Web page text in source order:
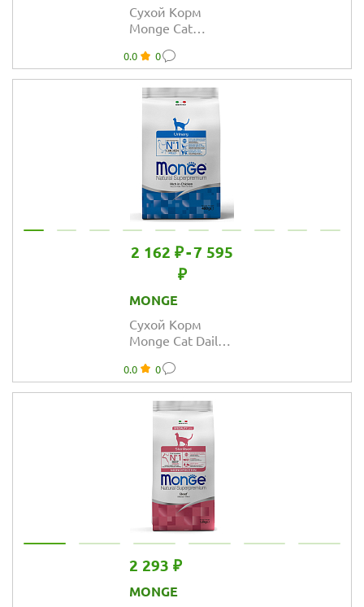
Сухой Корм
Monge Cat
Monoprotein Adult
монопротеиновый
для взрослых
кошек из лосося
0.0 0
2 162 ₽-7 595
₽
MONGE
Сухой Корм
Monge Cat Daily
кошек для
профилактики
МКБ с курицей
0.0 0
2 293 ₽
MONGE